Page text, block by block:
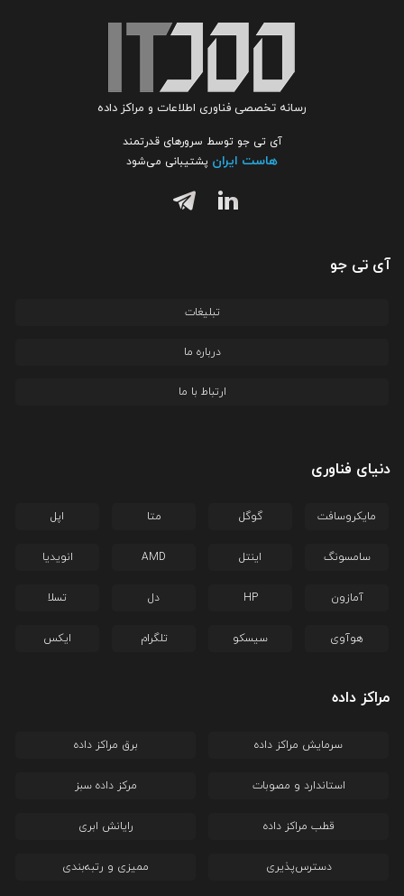
رسانه تخصصی فناوری اطلاعات و مراکز داده
آی تی جو توسط سرورهای قدرتمند
هاست ایران پشتیبانی می‌شود
آی تی جو
تبلیغات
درباره ما
ارتباط با ما
دنیای فناوری
مایکروسافت گوگل متا اپل
سامسونگ اینتل AMD انویدیا
آمازون HP دل تسلا
هوآوی سیسکو تلگرام ایکس
مراکز داده
سرمایش مراکز داده برق مراکز داده
استاندارد و مصوبات مرکز داده سبز
قطب مراکز داده رایانش ابری
دسترس‌پذیری ممیزی و رتبه‌بندی